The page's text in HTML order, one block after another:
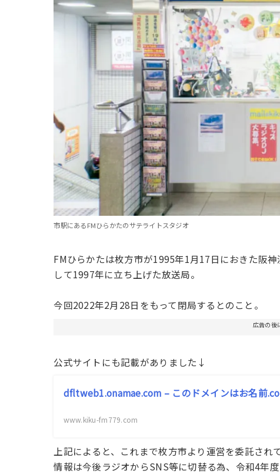
市駅にあるFMひらかたのサテライトスタジオ
FMひらかたは枚方市が1995年1月17日におきた阪
して1997年に立ち上げた放送局。
今回2022年2月28日をもって閉局するとのこと。
広告の後
公式サイトにも記載がありました↓
dfltweb1.onamae.com – このドメインはお名前
www.kiku-fm779.com
上記によると、これまで枚方市より運営を委託さ
情報は今後ラジオからSNS等に切替る為、令和4年